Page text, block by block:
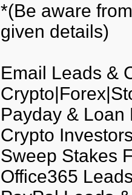
*(Be aware
given details)
Email Leads &
Payday & Loan
Crypto
Sweep Stakes
Office365